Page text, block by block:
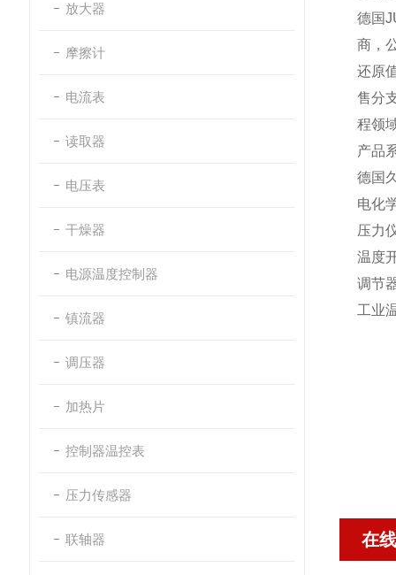
放大器
摩擦计
电流表
读取器
电压表
干燥器
电源温度控制器
镇流器
调压器
加热片
控制器温控表
压力传感器
联轴器
德国
商，
还原
售分
程领
产品
德国
电化
压力
温度
调节
工业
在